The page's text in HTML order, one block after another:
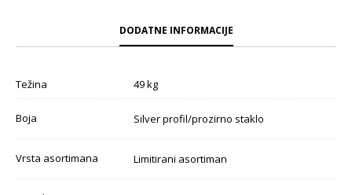
DODATNE INFORMACIJE
Težina 49 kg
Boja Silver profil/prozirno staklo
Vrsta asortimana Limitirani asortiman